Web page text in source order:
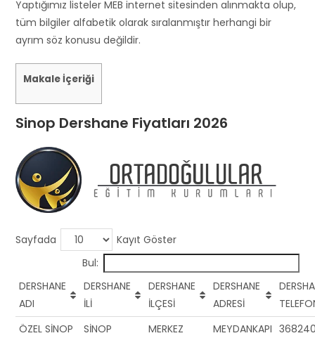
s
h
o
b
e
e
f
t
k
Yaptığımız listeler MEB internet sitesinden alınmakta olup,
tüm bilgiler alfabetik olarak sıralanmıştır herhangi bir
ayrım söz konusu değildir.
Makale İçeriği
Sinop Dershane Fiyatları 2026
Sayfada
Kayıt Göster
Bul:
DERSHANE
ADI
DERSHANE
İLİ
DERSHANE
İLÇESİ
DERSHANE
ADRESİ
ÖZEL SİNOP
SİNOP MERKEZ
MEYDANKAPI